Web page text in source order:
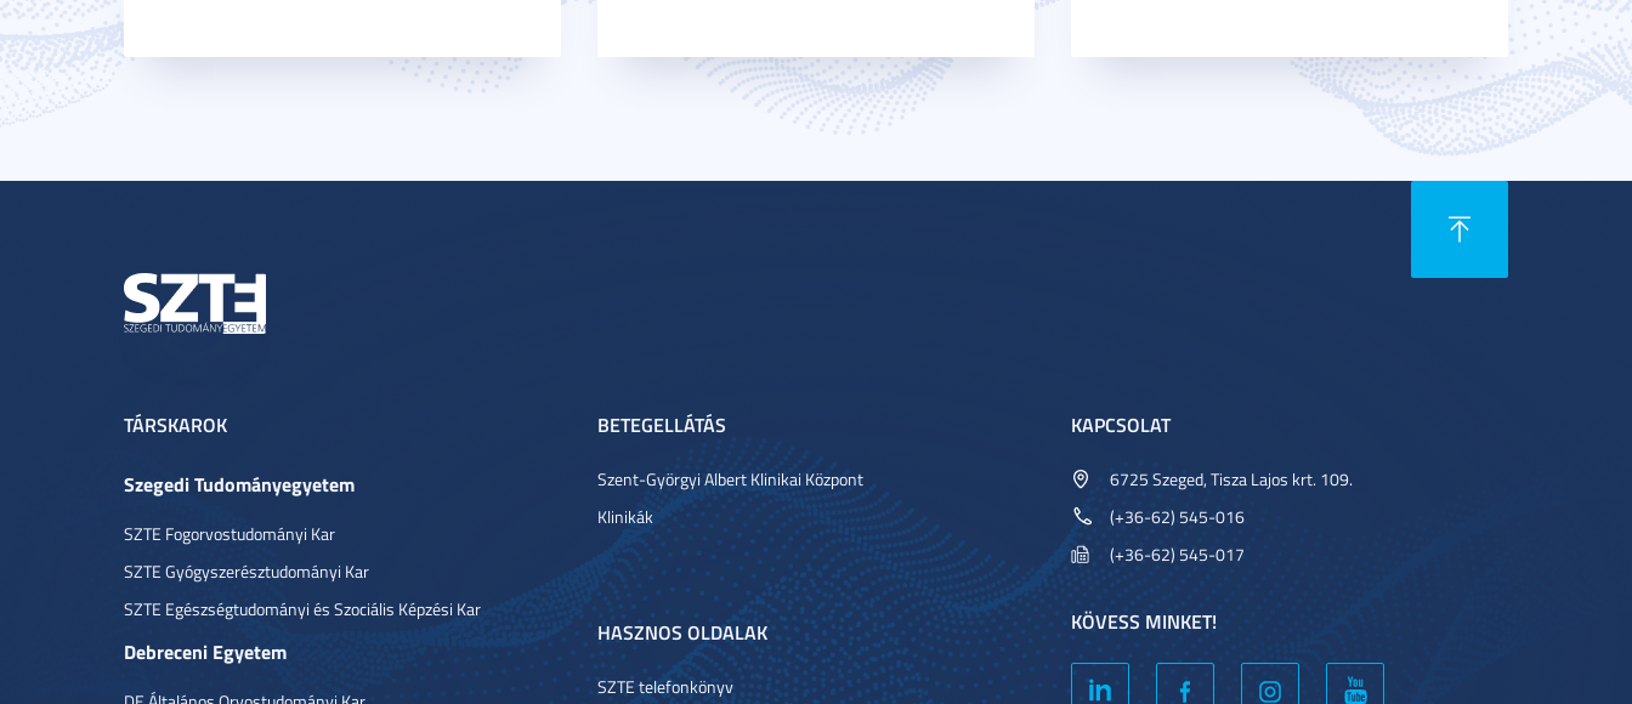
TÁRSKAROK
Szegedi Tudományegyetem
SZTE Fogorvostudományi Kar
SZTE Gyógyszerésztudományi Kar
SZTE Egészségtudományi és Szociális Képzési Kar
Debreceni Egyetem
BETEGELLÁTÁS
Szent-Györgyi Albert Klinikai Központ
Klinikák
HASZNOS OLDALAK
SZTE telefonkönyv
KAPCSOLAT
6725 Szeged, Tisza Lajos krt. 109.
(+36-62) 545-016
(+36-62) 545-017
KÖVESS MINKET!